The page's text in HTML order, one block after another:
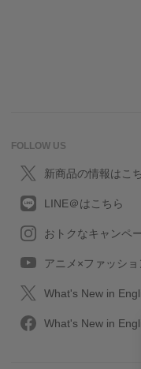
FOLLOW US
新商品の情報はこ
LINE＠はこちら
おトクなキャンペ
アニメ×ファッシ
What's New in
What's New in